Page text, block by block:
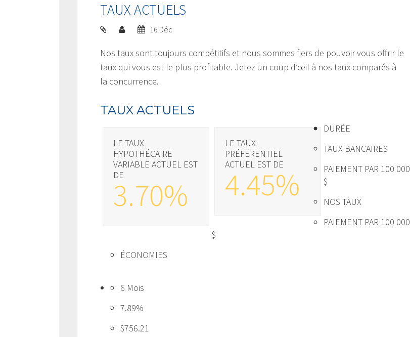
TAUX ACTUELS
16 Déc
Nos taux sont toujours compétitifs et nous sommes fiers de pouvoir vous offrir le
taux qui vous est le plus profitable. Jetez un coup d’œil à nos taux comparés à
la concurrence.
TAUX ACTUELS
LE TAUX
HYPOTHÉCAIRE
VARIABLE ACTUEL EST
DE
3.70%
LE TAUX
PRÉFÉRENTIEL
ACTUEL EST DE
4.45%
DURÉE
TAUX BANCAIRES
PAIEMENT PAR 100 000
$
NOS TAUX
PAIEMENT PAR 100 000
$
ÉCONOMIES
6 Mois
7.89%
$756.21